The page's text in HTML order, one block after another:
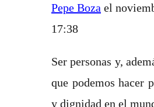
Pepe Boza el
17:38
Ser personas y,
que podemos hacer
y dignidad en el